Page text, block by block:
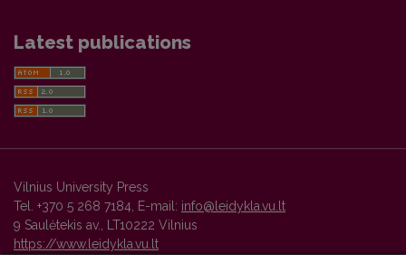
Latest publications
Vilnius University Press
Tel. +370 5 268 7184, E-mail: info@leidykla.vu.lt
9 Saulėtekis av., LT10222 Vilnius
https://www.leidykla.vu.lt